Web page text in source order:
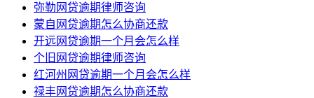
弥勒网贷逾期律师咨询
蒙自网贷逾期怎么协商还款
开远网贷逾期一个月会怎么样
个旧网贷逾期律师咨询
红河州网贷逾期一个月会怎么样
禄丰网贷逾期怎么协商还款